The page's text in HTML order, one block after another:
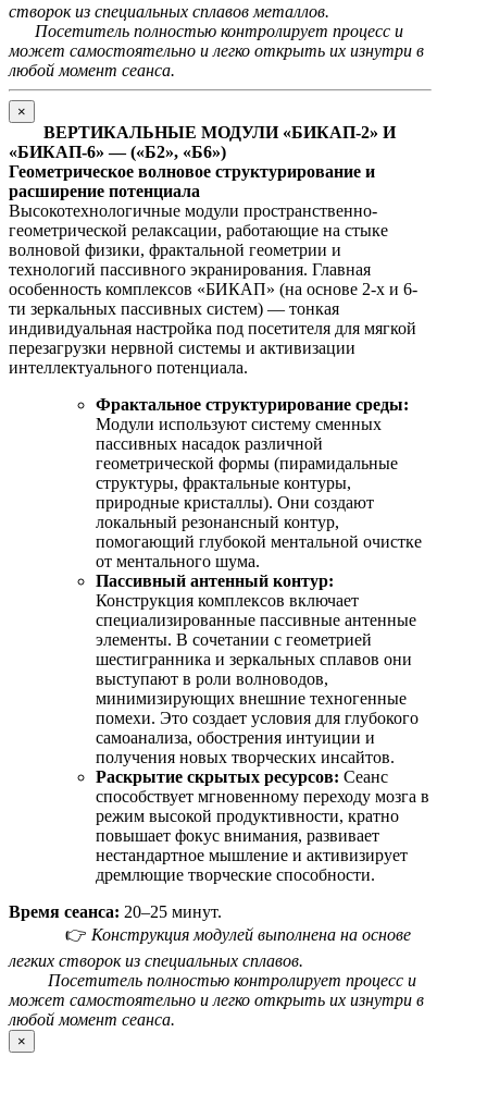
створок из специальных сплавов металлов.
Посетитель полностью контролирует процесс и
может самостоятельно и легко открыть их изнутри в
любой момент сеанса.
×
ВЕРТИКАЛЬНЫЕ МОДУЛИ «БИКАП-2» И
«БИКАП-6» — («Б2», «Б6»)
Геометрическое волновое структурирование и
расширение потенциала
Высокотехнологичные модули пространственно-
геометрической релаксации, работающие на стыке
волновой физики, фрактальной геометрии и
технологий пассивного экранирования. Главная
особенность комплексов «БИКАП» (на основе 2-х и 6-
ти зеркальных пассивных систем) — тонкая
индивидуальная настройка под посетителя для мягкой
перезагрузки нервной системы и активизации
интеллектуального потенциала.
Фрактальное структурирование среды:
Модули используют систему сменных
пассивных насадок различной
геометрической формы (пирамидальные
структуры, фрактальные контуры,
природные кристаллы). Они создают
локальный резонансный контур,
помогающий глубокой ментальной очистке
от ментального шума.
Пассивный антенный контур:
Конструкция комплексов включает
специализированные пассивные антенные
элементы. В сочетании с геометрией
шестигранника и зеркальных сплавов они
выступают в роли волноводов,
минимизирующих внешние техногенные
помехи. Это создает условия для глубокого
самоанализа, обострения интуиции и
получения новых творческих инсайтов.
Раскрытие скрытых ресурсов: Сеанс
способствует мгновенному переходу мозга в
режим высокой продуктивности, кратно
повышает фокус внимания, развивает
нестандартное мышление и активизирует
дремлющие творческие способности.
Время сеанса: 20–25 минут.
👉 Конструкция модулей выполнена на основе
легких створок из специальных сплавов.
Посетитель полностью контролирует процесс и
может самостоятельно и легко открыть их изнутри в
любой момент сеанса.
×